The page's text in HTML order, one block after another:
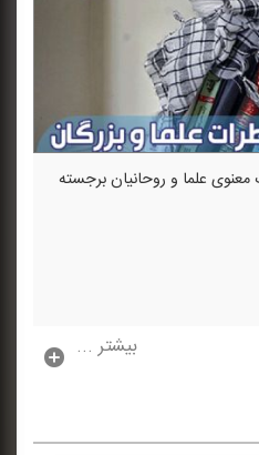
علما و روحانیان برجسته
بیشتر ...